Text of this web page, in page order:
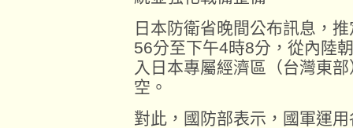
日本防衛省晚間公布訊息，
56分至下午4時8分，從內陸
入日本專屬經濟區（台灣東
空。
對此，國防部表示，國軍運